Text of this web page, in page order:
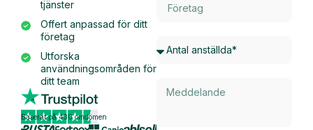
tjänster
Offert anpassad för ditt
företag
Utforska
användningsområden för
ditt team
Baserat på 430 omdömen